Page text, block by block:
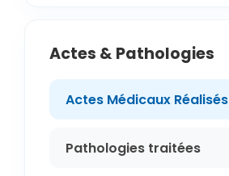
Actes & Pathologies
Actes Médicaux Réalisés
Pathologies traitées